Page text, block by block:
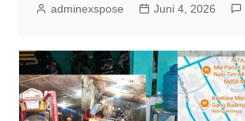
adminexspose Juni 4, 2026